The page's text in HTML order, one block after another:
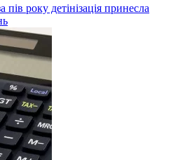
пів року детінізація принесла